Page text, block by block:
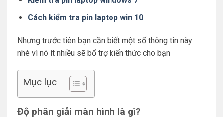
Cách kiểm tra pin laptop win 10
Nhưng trước tiên bạn cần biết một số thông tin này
nhé vì nó ít nhiều sẽ bổ trợ kiến thức cho bạn
Mục lục
Độ phân giải màn hình là gì?